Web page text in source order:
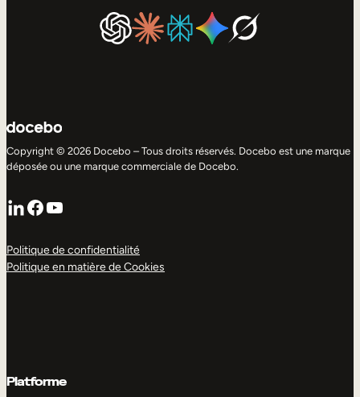
Copyright © 2026 Docebo – Tous droits réservés. Docebo est une marque
déposée ou une marque commerciale de Docebo.
LinkedIn
Facebook
YouTube
Politique de confidentialité
Politique en matière de Cookies
Platforme